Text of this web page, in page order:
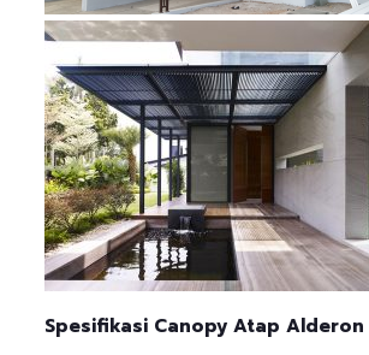
Spesifikasi Canopy Atap Alderon